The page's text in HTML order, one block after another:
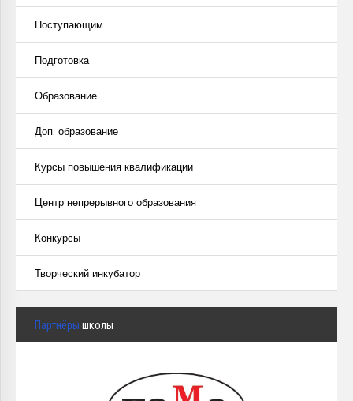
Поступающим
Подготовка
Образование
Доп. образование
Курсы повышения квалификации
Центр непрерывного образования
Конкурсы
Творческий инкубатор
Партнёры школы